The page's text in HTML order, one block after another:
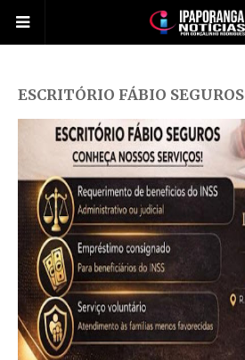
ESCRITÓRIO FÁBIO SEGUROS